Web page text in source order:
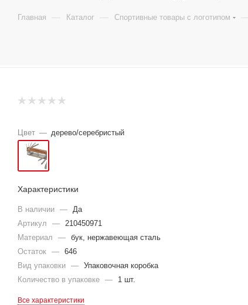
Главная — Каталог — Спортивные товары с логотипом
Цвет — дерево/серебристый
Характеристики
В наличии —
Да
Артикул
—
210450971
Материал
— бук, нержавеющая cталь
Остаток — 646
Вид упаковки — Упаковочная коробка
Количество в упаковке — 1 шт.
Все характеристики